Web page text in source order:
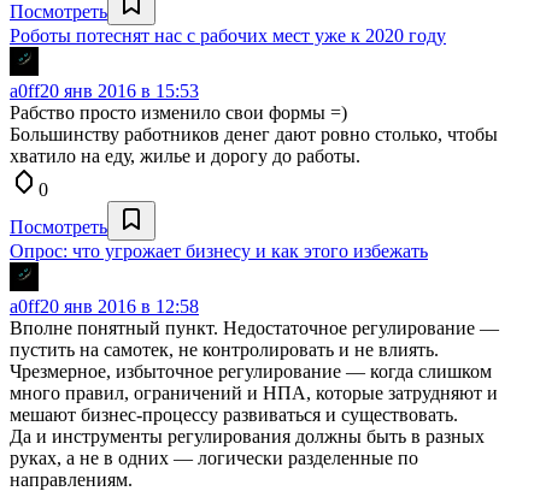
Посмотреть
Роботы потеснят нас с рабочих мест уже к 2020 году
a0ff20 янв 2016 в 15:53
Рабство просто изменило свои формы =)
Большинству работников денег дают ровно столько, чтобы
хватило на еду, жилье и дорогу до работы.
0
Посмотреть
Опрос: что угрожает бизнесу и как этого избежать
a0ff20 янв 2016 в 12:58
Вполне понятный пункт. Недостаточное регулирование —
пустить на самотек, не контролировать и не влиять.
Чрезмерное, избыточное регулирование — когда слишком
много правил, ограничений и НПА, которые затрудняют и
мешают бизнес-процессу развиваться и существовать.
Да и инструменты регулирования должны быть в разных
руках, а не в одних — логически разделенные по
направлениям.